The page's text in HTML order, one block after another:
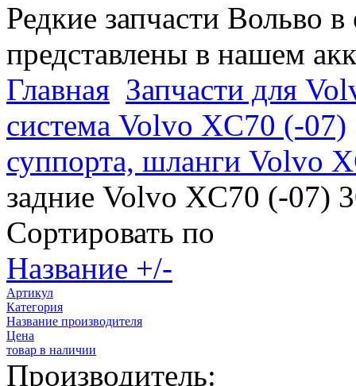
Редкие запчасти Вольво
представлены в нашем
Главная Запчасти для
система Volvo XC70 (-07)
суппорта, шланги Volvo
задние Volvo XC70 (-07)
Сортировать по
Название +/-
Артикул
Категория
Название производителя
Цена
товар в наличии
Производитель: